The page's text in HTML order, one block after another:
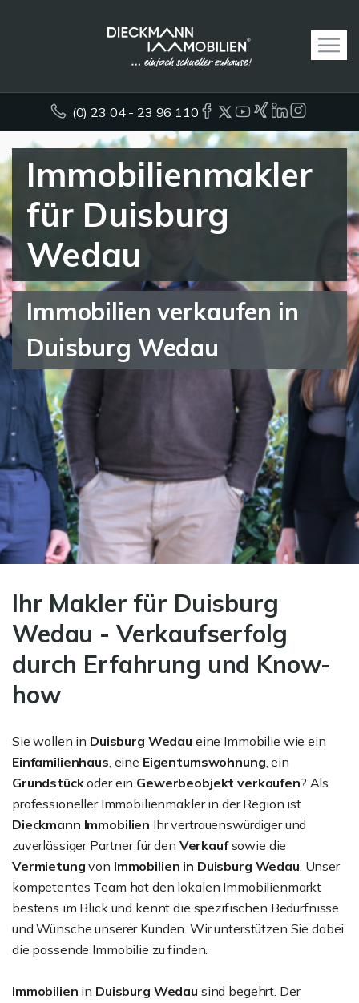
(0) 23 04 - 23 96 110
Immobilienmakler
für Duisburg
Wedau
Immobilien verkaufen in
Duisburg Wedau
Ihr Makler für Duisburg
Wedau - Verkaufserfolg
durch Erfahrung und Know-
how
Sie wollen in Duisburg Wedau eine Immobilie wie ein
Einfamilienhaus, eine Eigentumswohnung, ein
Grundstückoder ein Gewerbeobjekt verkaufen? Als
professioneller Immobilienmakler in der Region ist
Dieckmann Immobilien Ihr vertrauenswürdiger und
zuverlässiger Partner für den Verkaufsowie die
Vermietungvon Immobilien in Duisburg Wedau. Unser
kompetentes Team hat den lokalen Immobilienmarkt
bestens im Blick und kennt die spezifischen Bedürfnisse
und Wünsche unserer Kunden. Wir unterstützen Sie dabei,
die passende Immobilie zu finden.
Immobilien in Duisburg Wedau sind begehrt. Der